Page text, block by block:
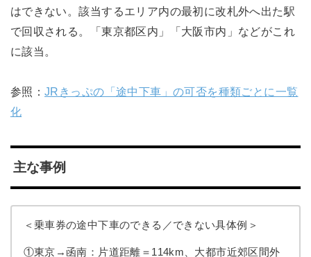
はできない。該当するエリア内の最初に改札外へ出た駅
で回収される。「東京都区内」「大阪市内」などがこれ
に該当。
参照：JRきっぷの「途中下車」の可否を種類ごとに一覧
化
主な事例
＜乗車券の途中下車のできる／できない具体例＞
①東京→函南：片道距離＝114km、大都市近郊区間外